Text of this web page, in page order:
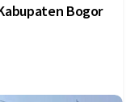
Bogor